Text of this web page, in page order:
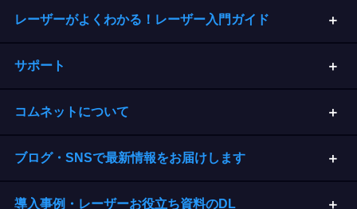
レーザーがよくわかる！レーザー入門ガイド
サポート
コムネットについて
ブログ・SNSで最新情報をお届けします
導入事例・レーザーお役立ち資料のDL